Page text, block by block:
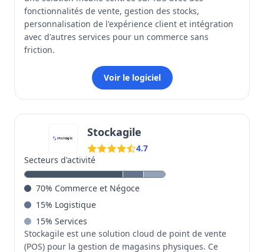
fonctionnalités de vente, gestion des stocks,
personnalisation de l'expérience client et intégration
avec d'autres services pour un commerce sans
friction.
Voir le logiciel
Stockagile
4.7
Secteurs d'activité
70% Commerce et Négoce
15% Logistique
15% Services
Stockagile est une solution cloud de point de vente
(POS) pour la gestion de magasins physiques. Ce